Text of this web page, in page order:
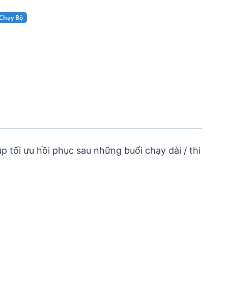
Bộ
tối ưu hồi phục sau những buổi chạy dài / thi